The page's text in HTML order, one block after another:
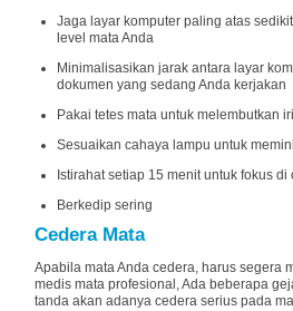
Jaga layar komputer paling atas
level mata Anda
Minimalisasikan jarak antara layar
dokumen yang sedang Anda kerjakan
Pakai tetes mata untuk melembutkan
Sesuaikan cahaya lampu untuk
Istirahat setiap 15 menit untuk fokus di
Berkedip sering
Cedera Mata
Apabila mata Anda cedera, harus segera
medis mata profesional, Ada beberapa
tanda akan adanya cedera serius pada